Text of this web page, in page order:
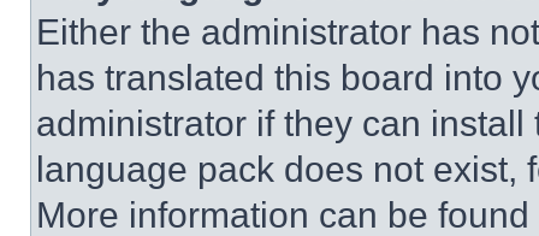
Either the administrator has
has translated this board into
administrator if they can
language pack does not exist,
More information can be